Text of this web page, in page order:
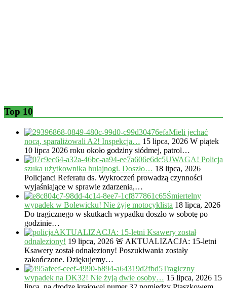
Top 10
Mieli jechać
nocą, sparaliżowali A2! Inspekcja… 15 lipca, 2026 W piątek
10 lipca 2026 roku około godziny siódmej, patrol…
UWAGA! Policja
szuka użytkownika hulajnogi. Doszło… 18 lipca, 2026
Policjanci Referatu ds. Wykroczeń prowadzą czynności
wyjaśniające w sprawie zdarzenia,…
Śmiertelny
wypadek w Bolewicku! Nie żyje motocyklista 18 lipca, 2026
Do tragicznego w skutkach wypadku doszło w sobotę po
godzinie…
AKTUALIZACJA: 15-letni Ksawery został
odnaleziony! 19 lipca, 2026 🚨 AKTUALIZACJA: 15-letni
Ksawery został odnaleziony! Poszukiwania zostały
zakończone. Dziękujemy…
Tragiczny
wypadek na DK32! Nie żyją dwie osoby… 15 lipca, 2026 15